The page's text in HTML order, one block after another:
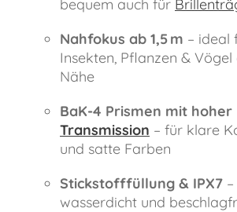
bequem auch für
Nahfokus ab 1,5 m – ideal
Insekten, Pflanzen &
Nähe
BaK-4 Prismen mit hoher
Transmission – für klare
und satte Farben
Stickstofffüllung & IPX7
wasserdicht und